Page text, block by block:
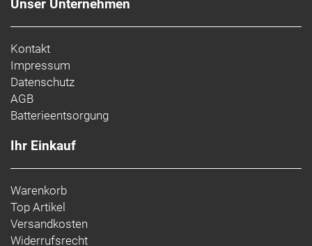
Unser Unternehmen
Kontakt
Impressum
Datenschutz
AGB
Batterieentsorgung
Ihr Einkauf
Warenkorb
Top Artikel
Versandkosten
Widerrufsrecht